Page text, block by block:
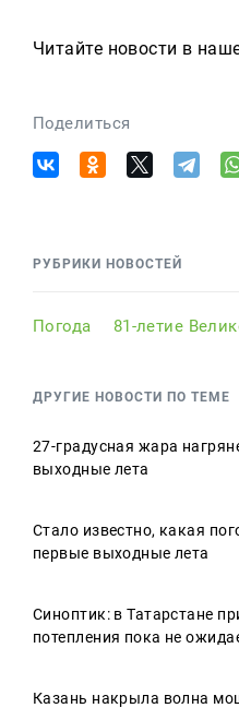
Читайте новости в
Поделиться
РУБРИКИ НОВОСТЕЙ
Погода 81-летие
ДРУГИЕ НОВОСТИ ПО ТЕМЕ
27-градусная жара
выходные лета
Стало известно, какая
первые выходные лета
Синоптик: в Татарстане
потепления пока не
Казань накрыла волна